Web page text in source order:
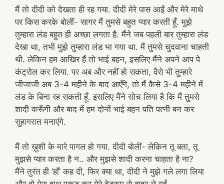
मैं तो दीदी को देखता ही रह गया. दीदी मेरे पास आईं और मेरे माथे
पर किस करके बोलीं- सागर मैं तुमसे बहुत प्यार करती हूँ. मुझे
तुम्हारा लंड बहुत ही अच्छा लगता है. मैंने जब पहली बार तुम्हारा लंड
देखा था, तभी मुझे तुम्हारा लंड भा गया था. मैं तुमसे चुदवाना चाहती
थी. लेकिन हम आखिर हैं तो भाई बहन, इसलिए मैंने अपने आप पे
कंट्रोल कर लिया. पर अब और नहीं हो सकता, वैसे भी तुम्हारे
जीजाजी अब 3-4 महीने के बाद आएँगे, तो मैं कैसे 3-4 महीने में
लंड के बिना रह सकती हूँ. इसलिए मैंने सोच लिया है कि मैं तुमसे
शादी करूँगी और बाद में हम दोनों भाई बहन पति पत्नी बन कर
सुहागरात मनाएंगे.
मैं तो ख़ुशी के मारे पागल हो गया. दीदी बोलीं- लेकिन तू बता, तू
मुझसे प्यार करता है न.. और मुझसे शादी करना चाहता है ना?
मैंने तुरंत ही ‘हाँ’ कह दी, फिर क्या था, दीदी ने मुझे गले लगा लिया